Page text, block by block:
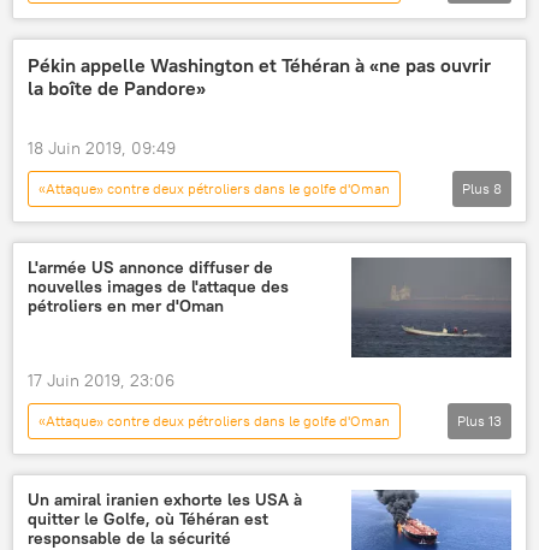
International
Actualités
États-Unis
Iran
mer d'Arabie
Golfe persique
images
pétrolier
Pékin appelle Washington et Téhéran à «ne pas ouvrir
la boîte de Pandore»
18 Juin 2019, 09:49
«Attaque» contre deux pétroliers dans le golfe d'Oman
International
Actualités
Chine
Pékin
Washington
Iran
retenue
Plus 8
L'armée US annonce diffuser de
nouvelles images de l'attaque des
pétroliers en mer d'Oman
17 Juin 2019, 23:06
«Attaque» contre deux pétroliers dans le golfe d'Oman
International
Actualités
Pentagone
États-Unis
Iran
mine
attaque
pétrolier
mer d'Arabie
Plus 13
Un amiral iranien exhorte les USA à
quitter le Golfe, où Téhéran est
responsable de la sécurité